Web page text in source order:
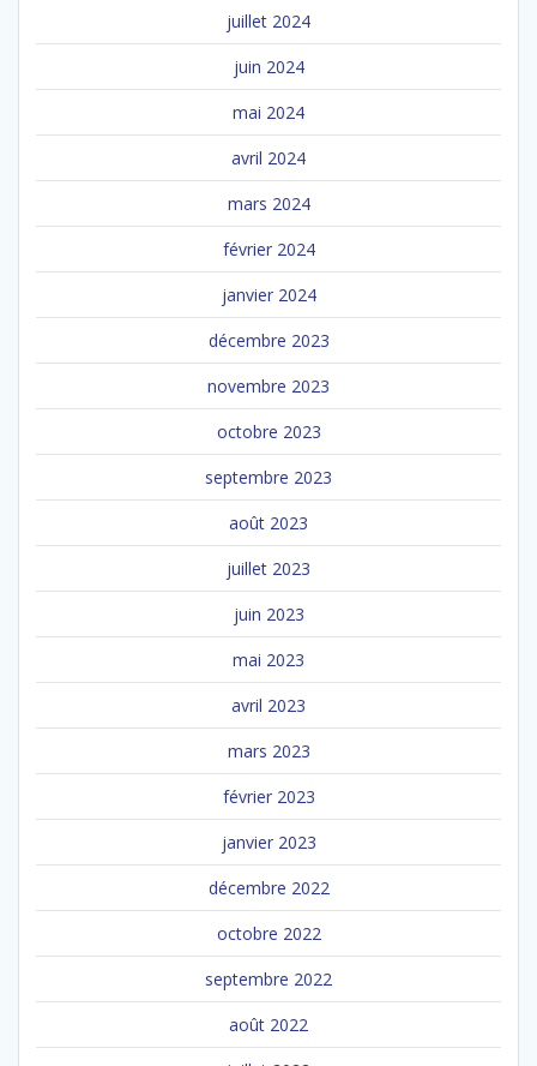
juillet 2024
juin 2024
mai 2024
avril 2024
mars 2024
février 2024
janvier 2024
décembre 2023
novembre 2023
octobre 2023
septembre 2023
août 2023
juillet 2023
juin 2023
mai 2023
avril 2023
mars 2023
février 2023
janvier 2023
décembre 2022
octobre 2022
septembre 2022
août 2022